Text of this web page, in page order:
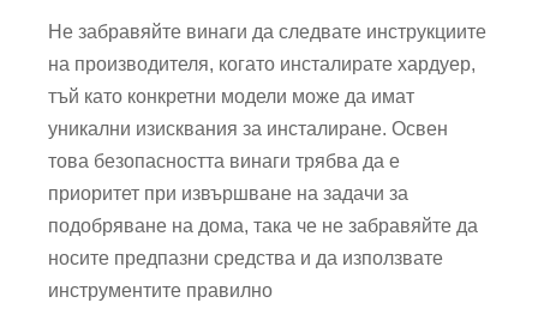
Не забравяйте винаги да следвате инструкциите
на производителя, когато инсталирате хардуер,
тъй като конкретни модели може да имат
уникални изисквания за инсталиране. Освен
това безопасността винаги трябва да е
приоритет при извършване на задачи за
подобряване на дома, така че не забравяйте да
носите предпазни средства и да използвате
инструментите правилно